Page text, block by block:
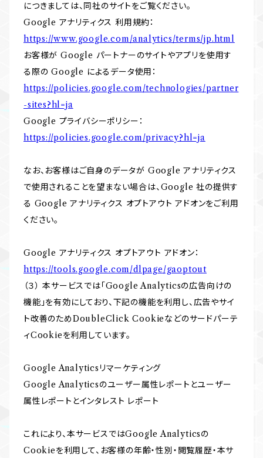
につきましては、同社のサイトをご覧ください。
Google アナリティクス 利用規約：
https://www.google.com/analytics/terms/jp.html
お客様が Google パートナーのサイトやアプリを使用す
る際の Google によるデータ使用：
https://policies.google.com/technologies/partner
-sites?hl=ja
Google プライバシーポリシー：
https://policies.google.com/privacy?hl=ja
なお、お客様はご自身のデータが Google アナリティクス
で使用されることを望まない場合は、Google 社の提供す
る Google アナリティクス オプトアウト アドオンをご利用
ください。
Google アナリティクス オプトアウト アドオン：
https://tools.google.com/dlpage/gaoptout
（３） 本サービスでは「Google Analyticsの広告向けの
機能」を有効にしており、下記の機能を利用し、広告やサイ
ト改善のためDoubleClick Cookieなどのサードパーテ
ィCookieを利用しています。
Google Analyticsリマーケティング
Google Analyticsのユーザー属性レポートとユーザー
属性レポートとインタレスト レポート
これにより、本サービスではGoogle Analyticsの
Cookieを利用して、お客様の年齢・性別・閲覧履歴・本サ